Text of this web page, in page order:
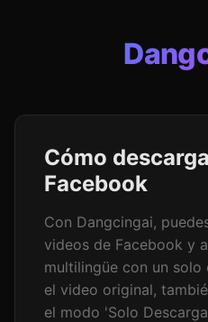
Cómo
Facebook
Con Dangcingai,
videos de Facebook y
multilingüe con un
el video original,
el modo 'Solo